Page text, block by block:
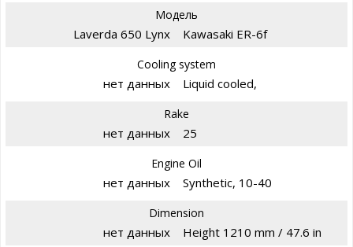
Модель
Laverda 650 Lynx Kawasaki ER-6f
Cooling system
нет данных Liquid cooled,
Rake
нет данных 25
Engine Oil
нет данных Synthetic, 10-40
Dimension
нет данных Height 1210 mm / 47.6 in